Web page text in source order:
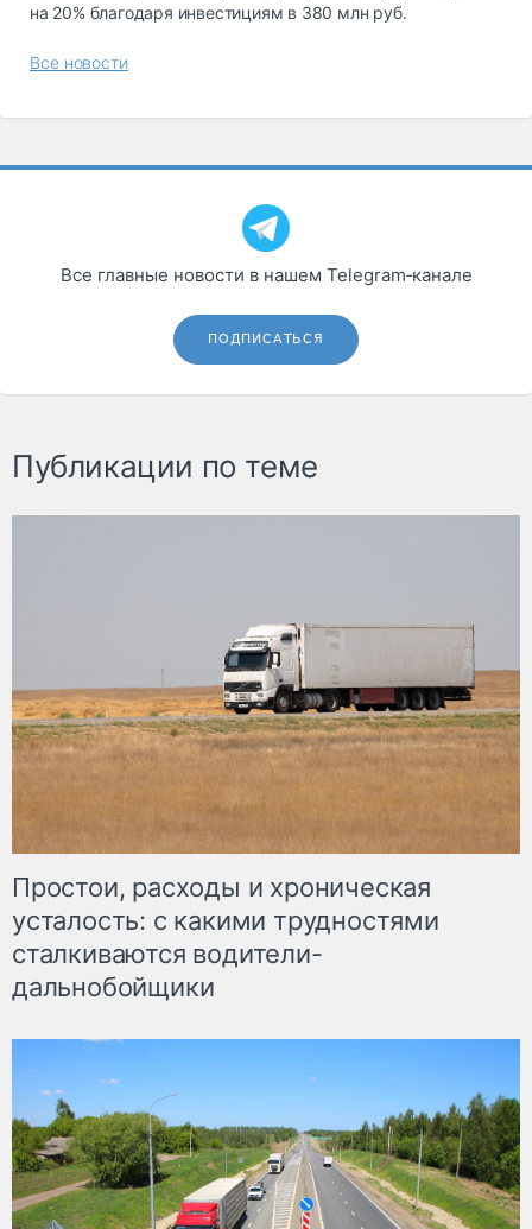
на 20% благодаря инвестициям в 380 млн руб.
Все новости
Все главные новости в нашем Telegram‑канале
ПОДПИСАТЬСЯ
Публикации по теме
Простои, расходы и хроническая
усталость: с какими трудностями
сталкиваются водители-
дальнобойщики